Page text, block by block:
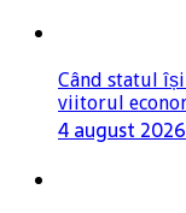
Când statul
viitorul
4 august 2026